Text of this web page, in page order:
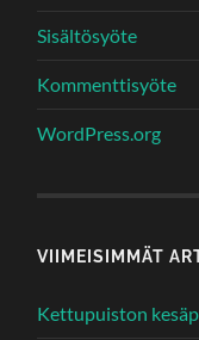
Sisältösyöte
Kommenttisyöte
WordPress.org
VIIMEISIMMÄT
Kettupuiston